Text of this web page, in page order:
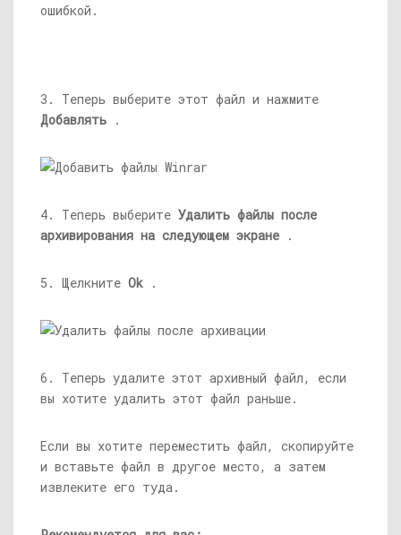
ошибкой.
3. Теперь выберите этот файл и нажмите
Добавлять .
4. Теперь выберите Удалить файлы после
архивирования на следующем экране .
5. Щелкните Ok .
6. Теперь удалите этот архивный файл, если
вы хотите удалить этот файл раньше.
Если вы хотите переместить файл, скопируйте
и вставьте файл в другое место, а затем
извлеките его туда.